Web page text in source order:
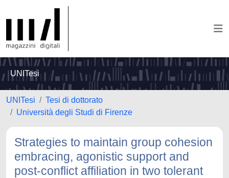
UNITesi
UNITesi
Tesi di dottorato
Università degli Studi di Firenze
Strategies to maintain group cohesion
embracing, agonistic support and
post-conflict affiliation in two tolerant